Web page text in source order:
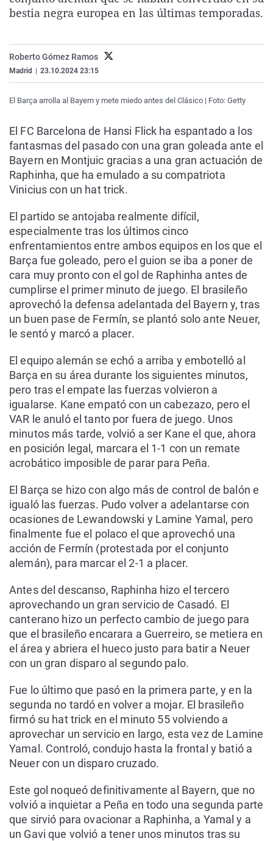
La rosa de los vientos
Caso
Extremadura
País Vasco
Virales
bestia negra europea en las últimas temporadas.
Roberto Gómez Ramos
Madrid 23.10.2024 23:15
El Barça arrolla al Bayern y mete miedo antes del Clásico | Foto: Getty
El FC Barcelona de Hansi Flick ha espantado a los
fantasmas del pasado con una gran goleada ante el
Bayern en Montjuic gracias a una gran actuación de
Raphinha, que ha emulado a su compatriota
Vinicius con un hat trick.
El partido se antojaba realmente difícil,
especialmente tras los últimos cinco
enfrentamientos entre ambos equipos en los que el
Barça fue goleado, pero el guion se iba a poner de
cara muy pronto con el gol de Raphinha antes de
cumplirse el primer minuto de juego. El brasileño
aprovechó la defensa adelantada del Bayern y, tras
un buen pase de Fermín, se plantó solo ante Neuer,
le sentó y marcó a placer.
El equipo alemán se echó a arriba y embotelló al
Barça en su área durante los siguientes minutos,
pero tras el empate las fuerzas volvieron a
igualarse. Kane empató con un cabezazo, pero el
VAR le anuló el tanto por fuera de juego. Unos
minutos más tarde, volvió a ser Kane el que, ahora
en posición legal, marcara el 1-1 con un remate
acrobático imposible de parar para Peña.
El Barça se hizo con algo más de control de balón e
igualó las fuerzas. Pudo volver a adelantarse con
ocasiones de Lewandowski y Lamine Yamal, pero
finalmente fue el polaco el que aprovechó una
acción de Fermín (protestada por el conjunto
alemán), para marcar el 2-1 a placer.
Antes del descanso, Raphinha hizo el tercero
aprovechando un gran servicio de Casadó. El
canterano hizo un perfecto cambio de juego para
que el brasileño encarara a Guerreiro, se metiera en
el área y abriera el hueco justo para batir a Neuer
con un gran disparo al segundo palo.
Fue lo último que pasó en la primera parte, y en la
segunda no tardó en volver a mojar. El brasileño
firmó su hat trick en el minuto 55 volviendo a
aprovechar un servicio en largo, esta vez de Lamine
Yamal. Controló, condujo hasta la frontal y batió a
Neuer con un disparo cruzado.
Este gol noqueó definitivamente al Bayern, que no
volvió a inquietar a Peña en todo una segunda parte
que sirvió para ovacionar a Raphinha, a Yamal y a
un Gavi que volvió a tener unos minutos tras su